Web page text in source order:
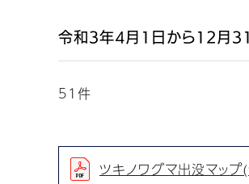
令和3年4月1日から12月
51件
ツキノワグマ出没マップ